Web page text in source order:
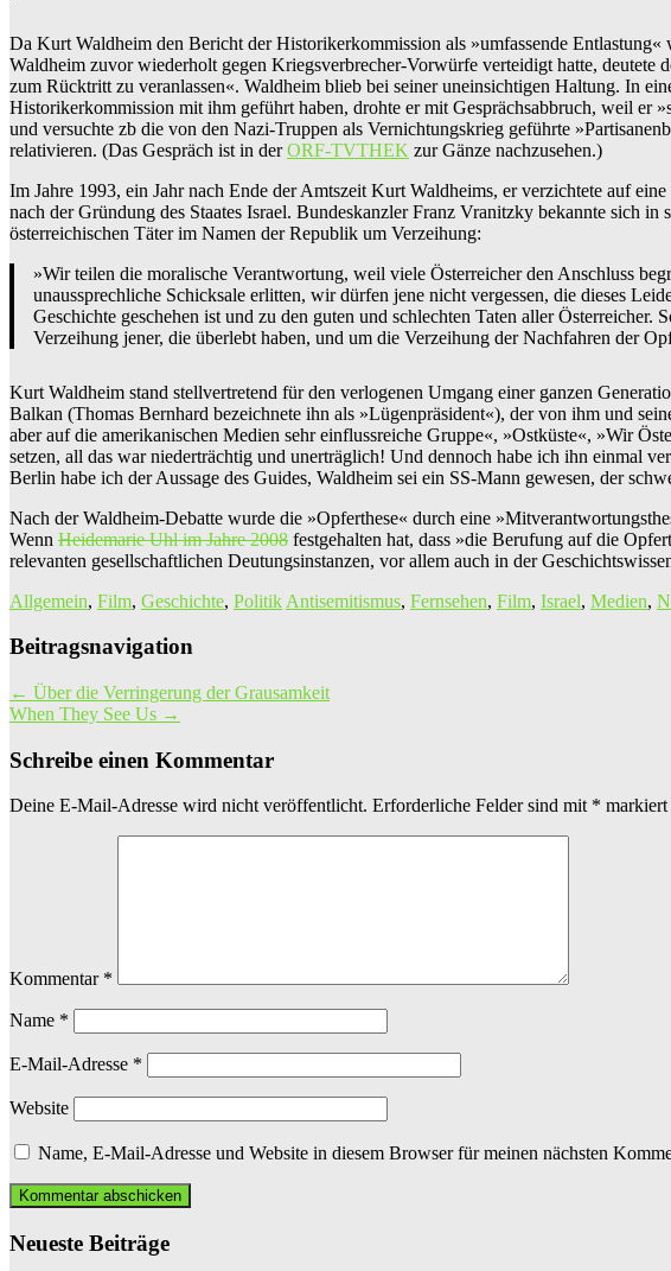
Da Kurt Waldheim den Bericht der Historikerkommission als »umfassende
Waldheim zuvor wiederholt gegen Kriegsverbrecher-Vorwürfe verteidigt hatte,
zum Rücktritt zu veranlassen«. Waldheim blieb bei seiner uneinsichtigen Haltung. In
Historikerkommission mit ihm geführt haben, drohte er mit Gesprächsabbruch, weil er
und versuchte zb die von den Nazi-Truppen als Vernichtungskrieg geführte
relativieren. (Das Gespräch ist in derORF-TVTHEK zur Gänze nachzusehen.)
Im Jahre 1993, ein Jahr nach Ende der Amtszeit Kurt Waldheims, er verzichtete auf
nach der Gründung des Staates Israel. Bundeskanzler Franz Vranitzky bekannte sich
österreichischen Täter im Namen der Republik um Verzeihung:
»Wir teilen die moralische Verantwortung, weil viele Österreicher den Anschluss
unaussprechliche Schicksale erlitten, wir dürfen jene nicht vergessen, die dieses
Geschichte geschehen ist und zu den guten und schlechten Taten aller
Verzeihung jener, die überlebt haben, und um die Verzeihung der Nachfahren der
Kurt Waldheim stand stellvertretend für den verlogenen Umgang einer ganzen
Balkan (Thomas Bernhard bezeichnete ihn als »Lügenpräsident«), der von ihm und
aber auf die amerikanischen Medien sehr einflussreiche Gruppe«, »Ostküste«, »Wir
setzen, all das war niederträchtig und unerträglich! Und dennoch habe ich ihn einmal
Berlin habe ich der Aussage des Guides, Waldheim sei ein SS-Mann gewesen, der
Nach der Waldheim-Debatte wurde die »Opferthese« durch eine
Wenn Heidemarie Uhl im Jahre 2008 festgehalten hat, dass »die Berufung auf die
relevanten gesellschaftlichen Deutungsinstanzen, vor allem auch in der
Allgemein, Film, Geschichte, Politik Antisemitismus, Fernsehen, Film, Israel, Medien,
Beitragsnavigation
← Über die Verringerung der Grausamkeit
When They See Us →
Schreibe einen Kommentar
Deine E-Mail-Adresse wird nicht veröffentlicht. Erforderliche Felder sind mit * markiert
Kommentar *
Name *
E-Mail-Adresse *
Website
Name, E-Mail-Adresse und Website in diesem Browser für meinen nächsten
Neueste Beiträge